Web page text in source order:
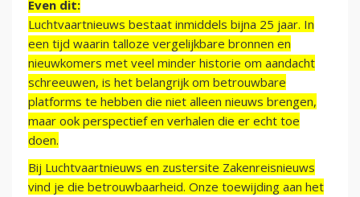
Even dit:
Luchtvaartnieuws bestaat inmiddels bijna 25 jaar. In
een tijd waarin talloze vergelijkbare bronnen en
nieuwkomers met veel minder historie om aandacht
schreeuwen, is het belangrijk om betrouwbare
platforms te hebben die niet alleen nieuws brengen,
maar ook perspectief en verhalen die er echt toe
doen.
Bij Luchtvaartnieuws en zustersite Zakenreisnieuws
vind je die betrouwbaarheid. Onze toewijding aan het